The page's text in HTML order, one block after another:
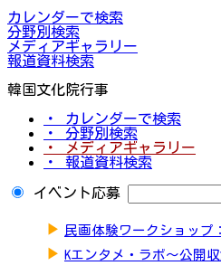
カレンダーで検索
分野別検索
メディアギャラリー
報道資料検索
韓国文化院行事
・ カレンダーで検索
・ 分野別検索
・ メディアギャラリー
・ 報道資料検索
イベント応募
▶ 民画体験ワークショップ
▶ Kエンタメ・ラボ～公開